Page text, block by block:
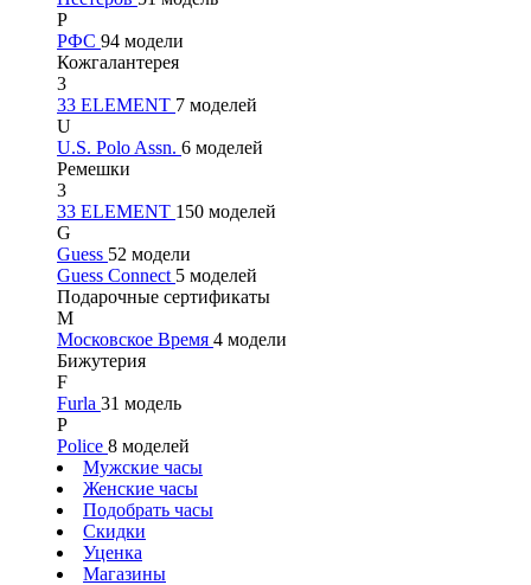
Р
РФС 94 модели
Кожгалантерея
3
33 ELEMENT 7 моделей
U
U.S. Polo Assn. 6 моделей
Ремешки
3
33 ELEMENT 150 моделей
G
Guess 52 модели
Guess Connect 5 моделей
Подарочные сертификаты
М
Московское Время 4 модели
Бижутерия
F
Furla 31 модель
P
Police 8 моделей
Мужские часы
Женские часы
Подобрать часы
Скидки
Уценка
Магазины